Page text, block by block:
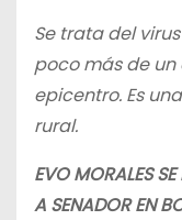
Se trata del
poco más de un
epicentro. Es
rural.
EVO MORALES
A SENADOR EN